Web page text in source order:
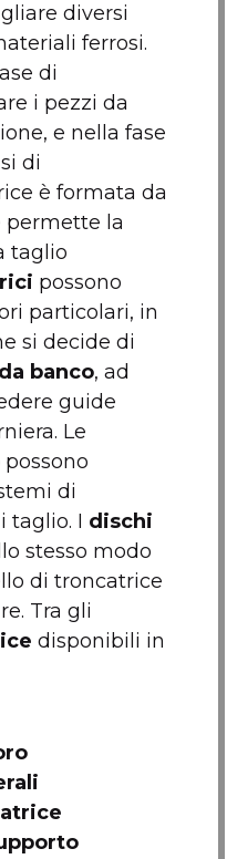
diversi
ferrosi.
di
i pezzi da
e nella fase
di
è formata da
permette la
taglio
possono
particolari, in
si decide di
banco, ad
guide
Le
possono
di
taglio. I dischi
stesso modo
di troncatrice
Tra gli
disponibili in